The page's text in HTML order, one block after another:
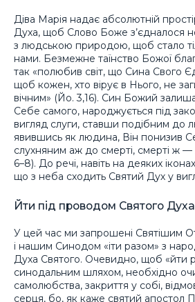
Діва Марія надає абсолютній
Духа, щоб Слово Боже з’єдналося
з людською природою, щоб стало
нами. Безмежне таїнство Божої
так «полюбив світ, що Сина Свого
щоб кожен, хто вірує в Нього, не
вічним» (Йо. 3,16). Син Божий
Себе самого, народжується під
вигляд слуги, ставши подібним
явившись як людина, Він понизив
слухняним аж до смерті, смерті ж
6–8). До речі, навіть на деяких
що з неба сходить Святий Дух у
Йти під проводом Святого Духа
У цей час ми запрошені Святішим
і нашим Синодом «іти разом» з
Духа Святого. Очевидно, щоб «йти
синодальним шляхом, необхідно
самолюбства, закриття у собі,
серця, бо, як каже святий апостол